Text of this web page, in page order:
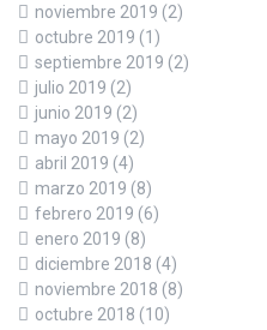
noviembre 2019 (2)
octubre 2019 (1)
septiembre 2019 (2)
julio 2019 (2)
junio 2019 (2)
mayo 2019 (2)
abril 2019 (4)
marzo 2019 (8)
febrero 2019 (6)
enero 2019 (8)
diciembre 2018 (4)
noviembre 2018 (8)
octubre 2018 (10)